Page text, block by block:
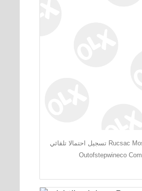
تسجيل احتمالا تلقائي Rucsac Moschino Olx
Outofstepwineco Com